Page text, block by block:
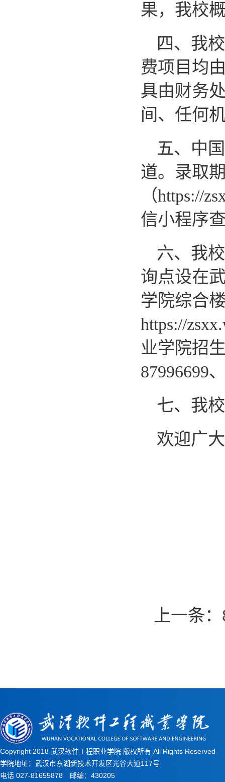
果，我校
四、我
费项目均
具由财务
间、任何
五、中
道。录取
（https://
信小程序
六、我
询点设在
学院综合
https://
业学院招
87996699
七、我
欢迎广
上一条：
Copyright 2018 武汉软件工程职业学院 版权所有 All Rights Reserved
学院地址：武汉市东湖新技术开发区光谷大道117号
电话 027-81655878 邮编：430205